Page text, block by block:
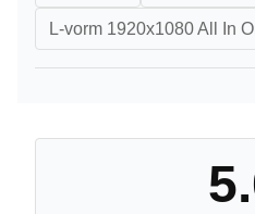
L-vorm 1920x1080 All In